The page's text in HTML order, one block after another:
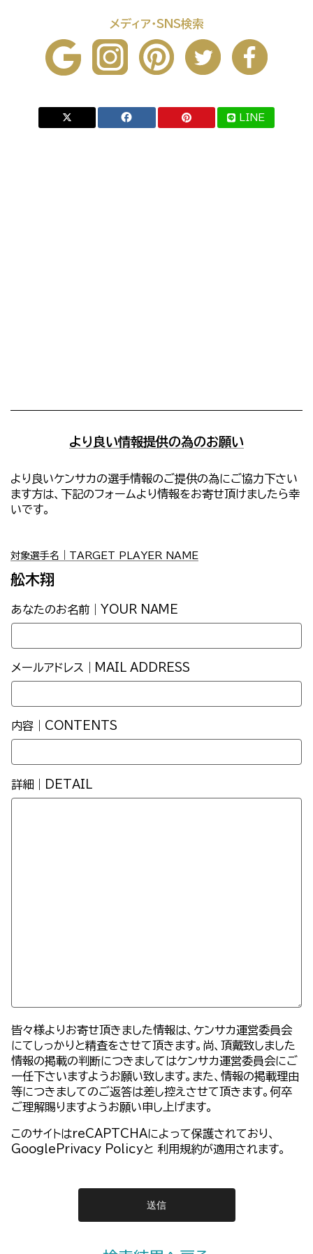
メディア・SNS検索
LINE
より良い情報提供の為のお願い
より良いケンサカの選手情報のご提供の為にご協力下さい
ます方は、下記のフォームより情報をお寄せ頂けましたら幸
いです。
対象選手名｜TARGET PLAYER NAME
舩木翔
あなたのお名前｜YOUR NAME
メールアドレス｜MAIL ADDRESS
内容｜CONTENTS
詳細｜DETAIL
皆々様よりお寄せ頂きました情報は、ケンサカ運営委員会
にてしっかりと精査をさせて頂きます。尚、頂戴致しました
情報の掲載の判断につきましてはケンサカ運営委員会にご
一任下さいますようお願い致します。また、情報の掲載理由
等につきましてのご返答は差し控えさせて頂きます。何卒
ご理解賜りますようお願い申し上げます。
このサイトはreCAPTCHAによって保護されており、
GooglePrivacy Policyと 利用規約が適用されます。